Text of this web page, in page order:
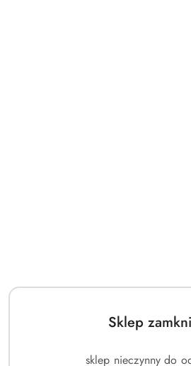
Sklep
sklep nieczynny do